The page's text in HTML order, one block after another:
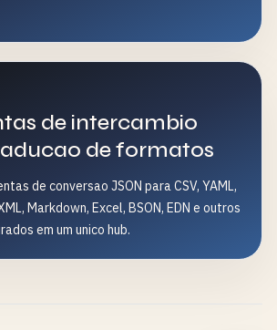
de intercambio
de formatos
de conversao JSON para CSV, YAML,
Markdown, Excel, BSON, EDN e outros
em um unico hub.